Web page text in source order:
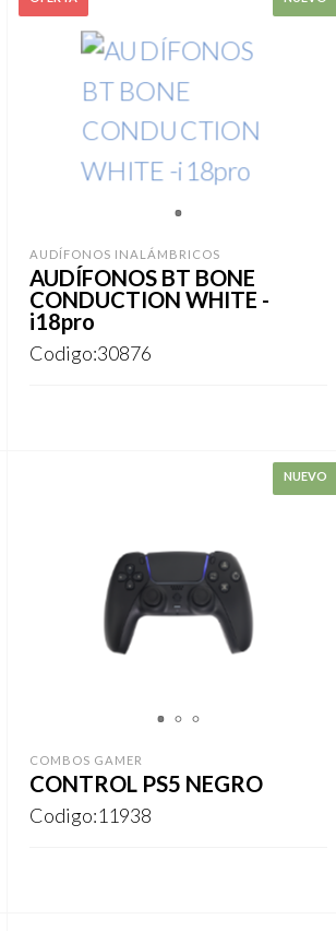
AUDÍFONOS INALÁMBRICOS
AUDÍFONOS BT BONE
CONDUCTION WHITE -
i18pro
Codigo:30876
COMBOS GAMER
CONTROL PS5 NEGRO
Codigo:11938